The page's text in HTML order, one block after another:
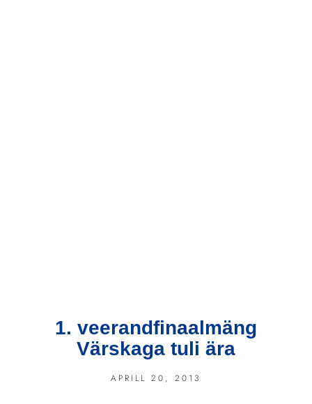
1. veerandfinaalmäng
Värskaga tuli ära
APRILL 20, 2013